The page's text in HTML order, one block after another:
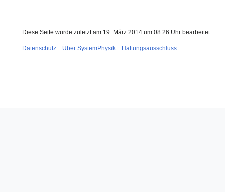
Diese Seite wurde zuletzt am 19. März 2014 um 08:26 Uhr bearbeitet.
Datenschutz Über SystemPhysik Haftungsausschluss